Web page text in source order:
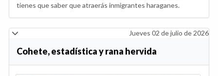
tienes que saber que atraerás inmigrantes haraganes.
Jueves 02 de julio de 2026
Cohete, estadística y rana hervida